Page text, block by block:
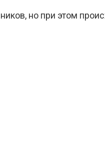
но при этом